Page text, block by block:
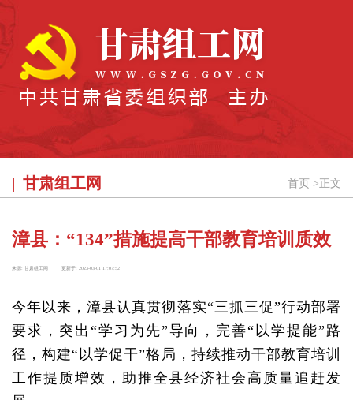
甘肃组工网 首页 > 正文
漳县：“134”措施提高干部教育培训质效
来源: 甘肃组工网 更新于: 2023-03-01 17:07:52
今年以来，漳县认真贯彻落实“三抓三促”行动部署
要求，突出“学习为先”导向，完善“以学提能”路
径，构建“以学促干”格局，持续推动干部教育培训
工作提质增效，助推全县经济社会高质量追赶发